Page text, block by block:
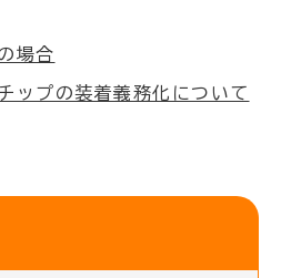
場合
ップの装着義務化について